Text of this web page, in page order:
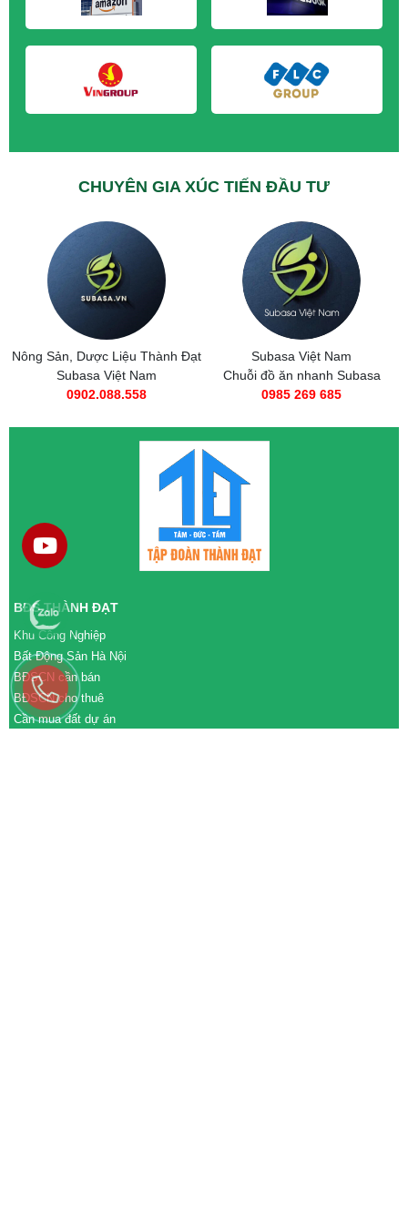
M&A CẦN MUA tại Quảng Ninh
CHUYÊN GIA XÚC TIẾN ĐẦU TƯ
Nông Sản, Dược Liệu Thành Đạt
Subasa Việt Nam
0902.088.558
Subasa Việt Nam
Chuỗi đồ ăn nhanh Subasa
0985 269 685
BĐS THÀNH ĐẠT
Khu Công Nghiệp
Bất Động Sản Hà Nội
BĐSCN cần bán
BĐSCN cho thuê
Cần mua đất dự án